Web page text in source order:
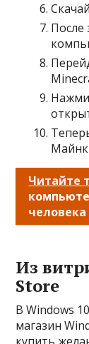
После
Читайте
человека
Из
Store
В Windows
магазин